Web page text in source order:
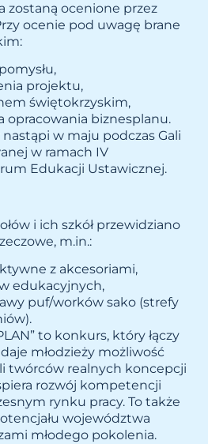
zostaną ocenione przez
ocenie pod uwagę brane
projektu,
świętokrzyskim,
opracowania biznesplanu.
w maju podczas Gali
w ramach IV
Edukacji Ustawicznej.
i ich szkół przewidziano
m.in.:
z akcesoriami,
edukacyjnych,
puf/worków sako (strefy
to konkurs, który łączy
młodzieży możliwość
twórców realnych koncepcji
rozwój kompetencji
rynku pracy. To także
województwa
młodego pokolenia.